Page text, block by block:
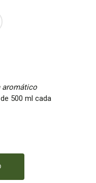
aromático
500 ml cada